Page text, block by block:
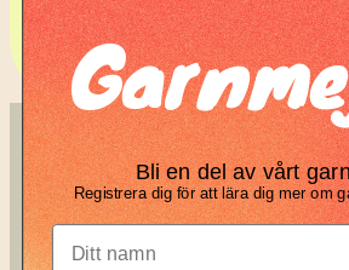
Komplett
tova din
SÖK
Search
Bli en del av vårt
Registrera dig för att lära dig mer om